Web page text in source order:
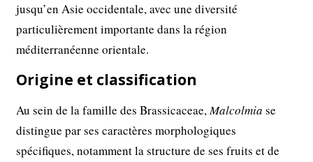
jusqu’en Asie occidentale, avec une diversité
particulièrement importante dans la région
méditerranéenne orientale.
Origine et classification
Au sein de la famille des Brassicaceae,Malcolmia se
distingue par ses caractères morphologiques
spécifiques, notamment la structure de ses fruits et de